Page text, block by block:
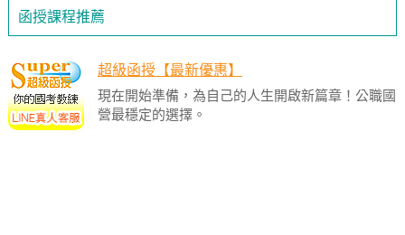
函授課程推薦
超級函授【最新優惠】
現在開始準備，為自己的人生開啟新篇章！公職國
營最穩定的選擇。